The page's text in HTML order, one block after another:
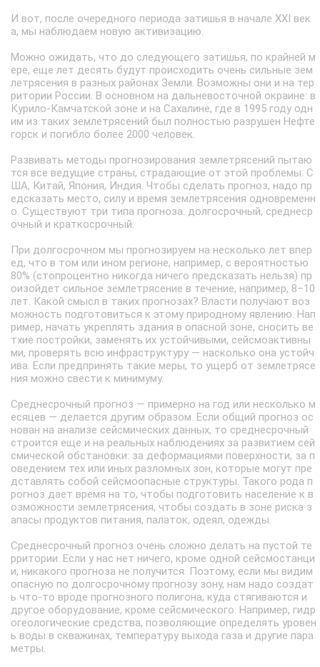
И вот, после очередного периода затишья в начале XXI век
а, мы наблюдаем новую активизацию.
Можно ожидать, что до следующего затишья, по крайней м
ере, еще лет десять будут происходить очень сильные зем
летрясения в разных районах Земли. Возможны они и на тер
ритории России. В основном на дальневосточной окраине: в
Курило-Камчатской зоне и на Сахалине, где в 1995 году одн
им из таких землетрясений был полностью разрушен Нефте
горск и погибло более 2000 человек.
Развивать методы прогнозирования землетрясений пытаю
тся все ведущие страны, страдающие от этой проблемы: С
ША, Китай, Япония, Индия. Чтобы сделать прогноз, надо пр
едсказать место, силу и время землетрясения одновременн
о. Существуют три типа прогноза: долгосрочный, среднеср
очный и краткосрочный.
При долгосрочном мы прогнозируем на несколько лет впер
ед, что в том или ином регионе, например, с вероятностью
80% (стопроцентно никогда ничего предсказать нельзя) пр
оизойдет сильное землетрясение в течение, например, 8–10
лет. Какой смысл в таких прогнозах? Власти получают воз
можность подготовиться к этому природному явлению. Нап
ример, начать укреплять здания в опасной зоне, сносить ве
тхие постройки, заменять их устойчивыми, сейсмоактивны
ми, проверять всю инфраструктуру — насколько она устойч
ива. Если предпринять такие меры, то ущерб от землетрясе
ния можно свести к минимуму.
Среднесрочный прогноз — примерно на год или несколько м
есяцев — делается другим образом. Если общий прогноз ос
нован на анализе сейсмических данных, то среднесрочный
строится еще и на реальных наблюдениях за развитием сей
смической обстановки: за деформациями поверхности, за п
оведением тех или иных разломных зон, которые могут пре
дставлять собой сейсмоопасные структуры. Такого рода п
рогноз дает время на то, чтобы подготовить население к в
озможности землетрясения, чтобы создать в зоне риска з
апасы продуктов питания, палаток, одеял, одежды.
Среднесрочный прогноз очень сложно делать на пустой те
рритории. Если у нас нет ничего, кроме одной сейсмостанци
и, никакого прогноза не получится. Поэтому, если мы видим
опасную по долгосрочному прогнозу зону, нам надо создат
ь что-то вроде прогнозного полигона, куда стягиваются и
другое оборудование, кроме сейсмического. Например, гидр
огеологические средства, позволяющие определять уровен
ь воды в скважинах, температуру выхода газа и другие пара
метры.